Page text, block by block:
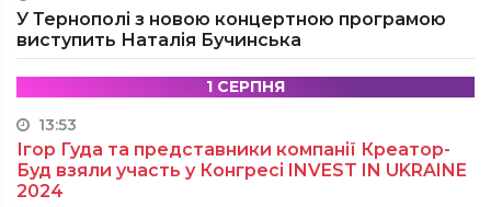
У Тернополі з новою концертною програмою
виступить Наталія Бучинська
1 СЕРПНЯ
13:53
Ігор Гуда та представники компанії Креатор-
Буд взяли участь у Конгресі INVEST IN UKRAINE
2024